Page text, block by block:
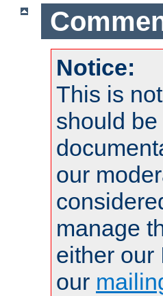
Notice:
This is
should
our
manage
either our
our